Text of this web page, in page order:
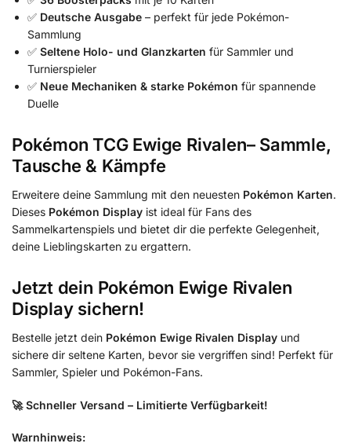
✅ Deutsche Ausgabe – perfekt für jede Pokémon-
Sammlung
✅ Seltene Holo- und Glanzkarten für Sammler und
Turnierspieler
✅ Neue Mechaniken & starke Pokémon für spannende
Duelle
Pokémon TCG Ewige Rivalen– Sammle,
Tausche & Kämpfe
Erweitere deine Sammlung mit den neuesten Pokémon Karten.
Dieses Pokémon Display ist ideal für Fans des
Sammelkartenspiels und bietet dir die perfekte Gelegenheit,
deine Lieblingskarten zu ergattern.
Jetzt dein Pokémon Ewige Rivalen
Display sichern!
Bestelle jetzt dein Pokémon Ewige Rivalen Display und
sichere dir seltene Karten, bevor sie vergriffen sind! Perfekt für
Sammler, Spieler und Pokémon-Fans.
🚀 Schneller Versand – Limitierte Verfügbarkeit!
Warnhinweis: